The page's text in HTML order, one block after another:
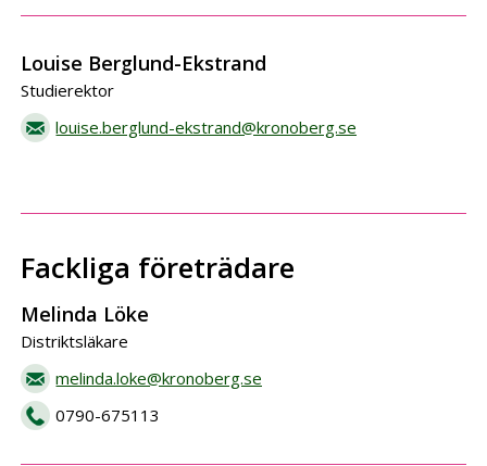
Louise Berglund-Ekstrand
Studierektor
louise.berglund-ekstrand@kronoberg.se
Fackliga företrädare
Melinda Löke
Distriktsläkare
melinda.loke@kronoberg.se
0790-675113